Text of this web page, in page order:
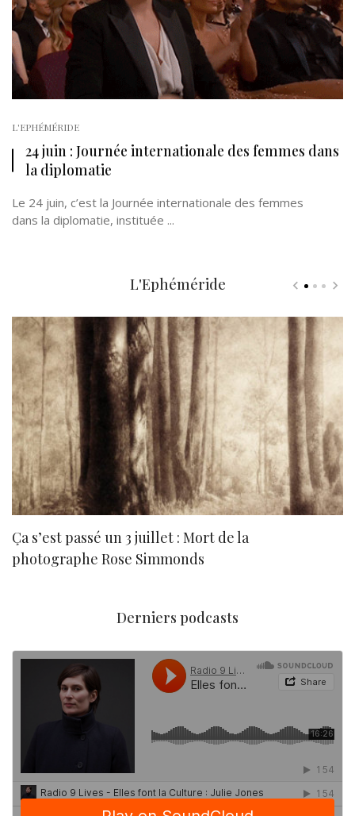
L'EPHÉMÉRIDE
24 juin : Journée internationale des femmes dans
la diplomatie
Le 24 juin, c’est la Journée internationale des femmes
dans la diplomatie, instituée ...
L'Ephéméride
Ça s’est passé un 3 juillet : Mort de la
photographe Rose Simmonds
Derniers podcasts